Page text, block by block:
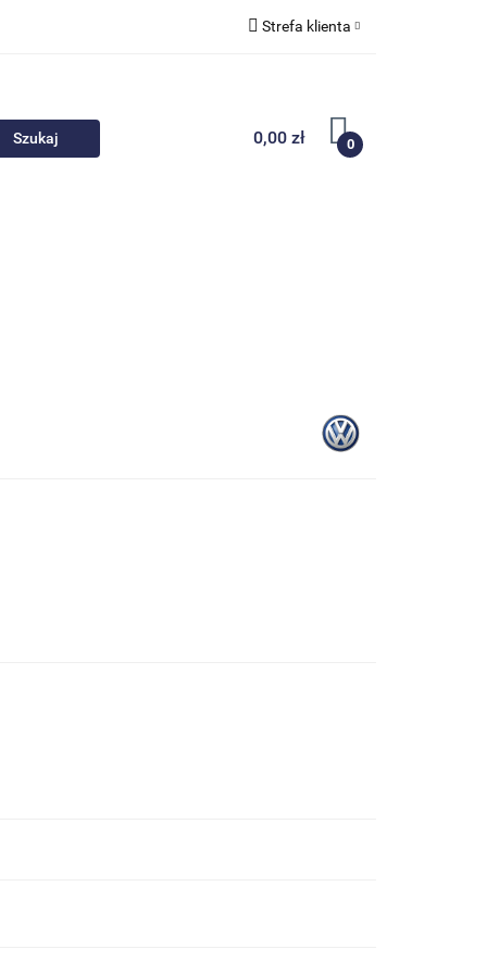
Strefa klienta
Zarejestruj się
Dodaj zgłoszenie
0,00 zł 0